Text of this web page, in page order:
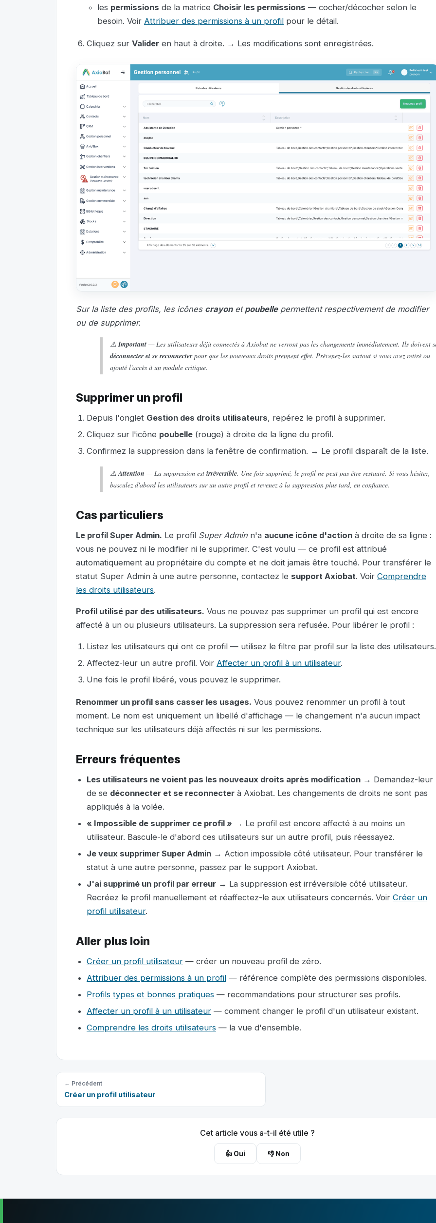
les permissions de la matrice Choisir les permissions — cocher/décocher selon le
besoin. Voir Attribuer des permissions à un profil pour le détail.
Cliquez sur Valider en haut à droite. → Les modifications sont enregistrées.
Sur la liste des profils, les icônes crayonet poubellepermettent respectivement de modifier
ou de supprimer.
⚠️ Important — Les utilisateurs déjà connectés à Axiobat ne verront pas les changements immédiatement. Ils doivent
déconnecter et se reconnecterpour que les nouveaux droits prennent effet. Prévenez-les surtout si vous avez retiré ou
ajouté l'accès à un module critique.
Supprimer un profil
Depuis l'onglet Gestion des droits utilisateurs, repérez le profil à supprimer.
Cliquez sur l'icône poubelle (rouge) à droite de la ligne du profil.
Confirmez la suppression dans la fenêtre de confirmation. → Le profil disparaît de la liste.
⚠️ Attention — La suppression est irréversible. Une fois supprimé, le profil ne peut pas être restauré. Si vous hésitez,
basculez d'abord les utilisateurs sur un autre profil et revenez à la suppression plus tard, en confiance.
Cas particuliers
Le profil Super Admin. Le profil Super Admin n'a aucune icône d'action à droite de sa ligne :
vous ne pouvez ni le modifier ni le supprimer. C'est voulu — ce profil est attribué
automatiquement au propriétaire du compte et ne doit jamais être touché. Pour transférer le
statut Super Admin à une autre personne, contactez le support Axiobat. Voir Comprendre
les droits utilisateurs.
Profil utilisé par des utilisateurs. Vous ne pouvez pas supprimer un profil qui est encore
affecté à un ou plusieurs utilisateurs. La suppression sera refusée. Pour libérer le profil :
Listez les utilisateurs qui ont ce profil — utilisez le filtre par profil sur la liste des utilisateurs.
Affectez-leur un autre profil. Voir Affecter un profil à un utilisateur.
Une fois le profil libéré, vous pouvez le supprimer.
Renommer un profil sans casser les usages. Vous pouvez renommer un profil à tout
moment. Le nom est uniquement un libellé d'affichage — le changement n'a aucun impact
technique sur les utilisateurs déjà affectés ni sur les permissions.
Erreurs fréquentes
Les utilisateurs ne voient pas les nouveaux droits après modification → Demandez-leur
de se déconnecter et se reconnecter à Axiobat. Les changements de droits ne sont pas
appliqués à la volée.
« Impossible de supprimer ce profil » → Le profil est encore affecté à au moins un
utilisateur. Bascule-le d'abord ces utilisateurs sur un autre profil, puis réessayez.
Je veux supprimer Super Admin → Action impossible côté utilisateur. Pour transférer le
statut à une autre personne, passez par le support Axiobat.
J'ai supprimé un profil par erreur → La suppression est irréversible côté utilisateur.
Recréez le profil manuellement et réaffectez-le aux utilisateurs concernés. Voir Créer un
profil utilisateur.
Aller plus loin
Créer un profil utilisateur — créer un nouveau profil de zéro.
Attribuer des permissions à un profil — référence complète des permissions disponibles.
Profils types et bonnes pratiques — recommandations pour structurer ses profils.
Affecter un profil à un utilisateur — comment changer le profil d'un utilisateur existant.
Comprendre les droits utilisateurs — la vue d'ensemble.
← Précédent
Créer un profil utilisateur
Cet article vous a-t-il été utile ?
👍 Oui 👎 Non